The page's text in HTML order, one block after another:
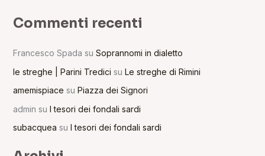
Commenti recenti
Francesco Spada su Soprannomi in dialetto
le streghe | Parini Tredici su Le streghe di Rimini
amemispiace su Piazza dei Signori
admin su I tesori dei fondali sardi
subacquea su I tesori dei fondali sardi